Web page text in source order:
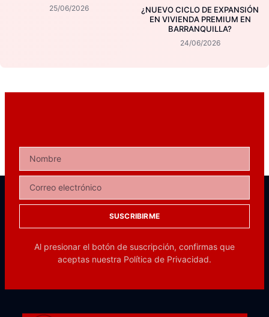
25/06/2026
¿NUEVO CICLO DE EXPANSIÓN
EN VIVIENDA PREMIUM EN
BARRANQUILLA?
24/06/2026
SUSCRIBIRME
Al presionar el botón de suscripción, confirmas que
aceptas nuestra Política de Privacidad.